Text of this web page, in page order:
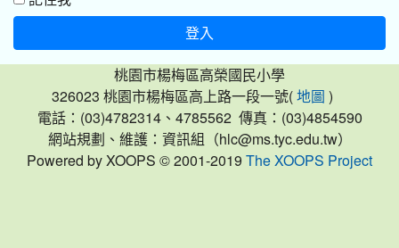
登入
桃園市楊梅區高榮國民小學
326023 桃園市楊梅區高上路一段一號( 地圖 )
電話：(03)4782314、4785562 傳真：(03)4854590
網站規劃、維護：資訊組（hlc@ms.tyc.edu.tw）
Powered by XOOPS © 2001-2019 The XOOPS Project